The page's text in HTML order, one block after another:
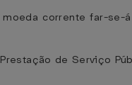
corrente far-
de Serviço